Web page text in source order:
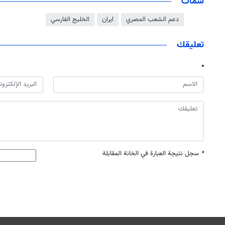
دعم الشعب المصري ايران الخليج الفارسي
تعليقك
* سجل نتيجة العبارة في الخانة المقابلة